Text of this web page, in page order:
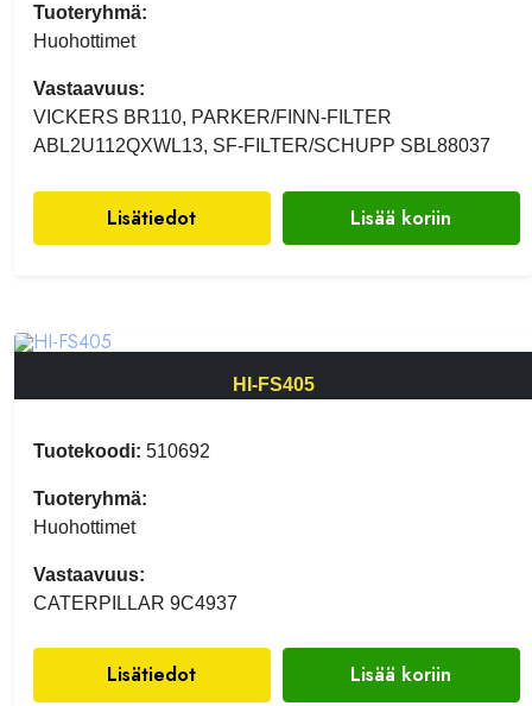
Tuoteryhmä:
Huohottimet
Vastaavuus:
VICKERS BR110, PARKER/FINN-FILTER
ABL2U112QXWL13, SF-FILTER/SCHUPP SBL88037
Lisätiedot Lisää koriin
HI-FS405
Tuotekoodi: 510692
Tuoteryhmä:
Huohottimet
Vastaavuus:
CATERPILLAR 9C4937
Lisätiedot Lisää koriin